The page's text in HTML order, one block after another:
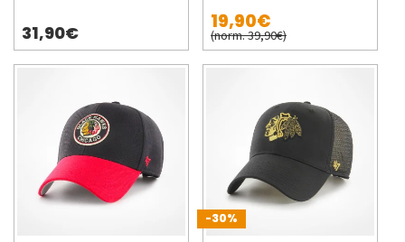
31,90€ 19,90€
(norm. 39,90€)
-30%